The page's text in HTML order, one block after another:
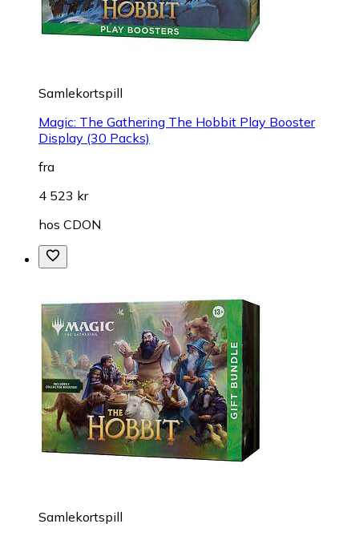
Samlekortspill
Magic: The Gathering The Hobbit Play Booster
Display (30 Packs)
fra
4 523 kr
hos CDON
Samlekortspill